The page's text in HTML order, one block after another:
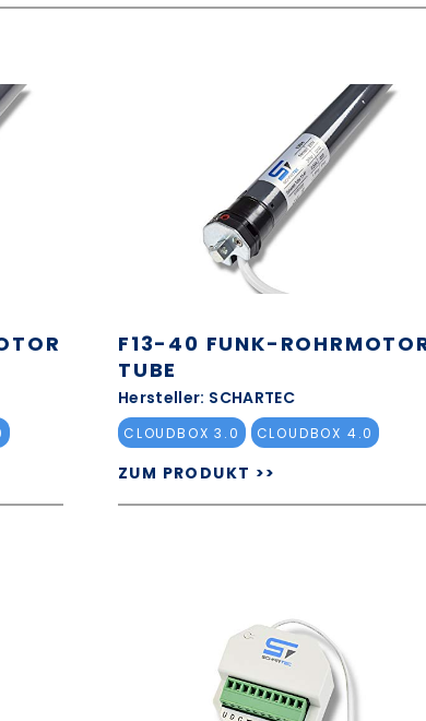
F13-40 FUNK-
TUBE
Hersteller: SCHARTEC
CLOUDBOX 3.0 CLOUDBOX 4.0
ZUM PRODUKT >>